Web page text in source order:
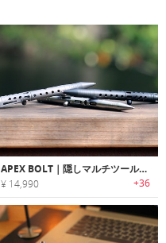
APEX BOLT｜隠しマルチツール搭載タクティカルペン「エーペックスボルト」
¥ 14,990 +36